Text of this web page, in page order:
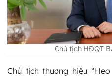
Chủ tịch HĐQT
Chủ tịch thương hiệu